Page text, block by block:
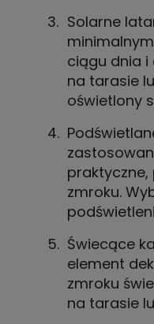
Solarne
ciągu dnia i
na tarasie
oświetlony
zmroku.
Świecące
element
zmroku
na tarasie